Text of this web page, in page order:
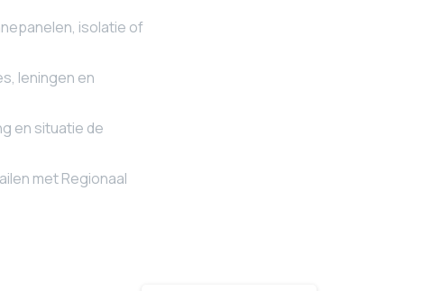
isolatie of
leningen en
en situatie de
met Regionaal